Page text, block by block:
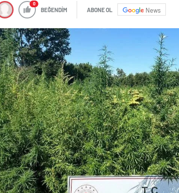
0
BEĞENDİM ABONE OL News